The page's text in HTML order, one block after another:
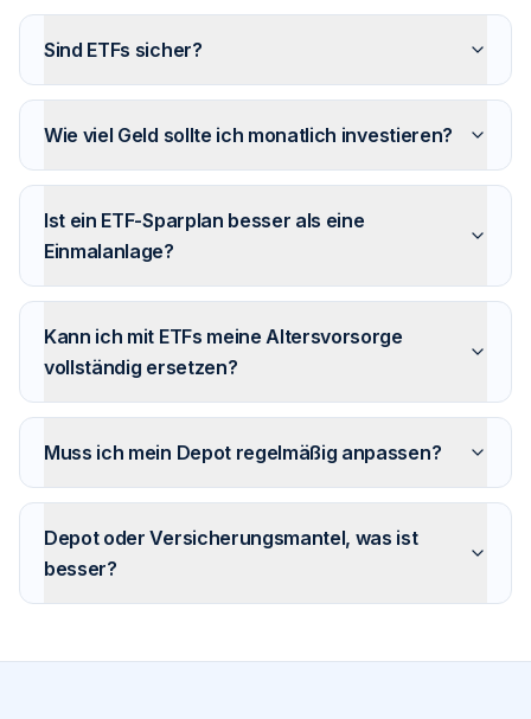
Sind ETFs sicher?
Wie viel Geld sollte ich monatlich investieren?
Ist ein ETF-Sparplan besser als eine
Einmalanlage?
Kann ich mit ETFs meine Altersvorsorge
vollständig ersetzen?
Muss ich mein Depot regelmäßig anpassen?
Depot oder Versicherungsmantel, was ist
besser?